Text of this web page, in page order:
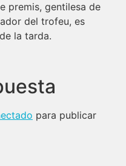
premis, gentilesa de
del trofeu, es
la tarda.
para publicar